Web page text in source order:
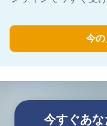
今
今すぐあ